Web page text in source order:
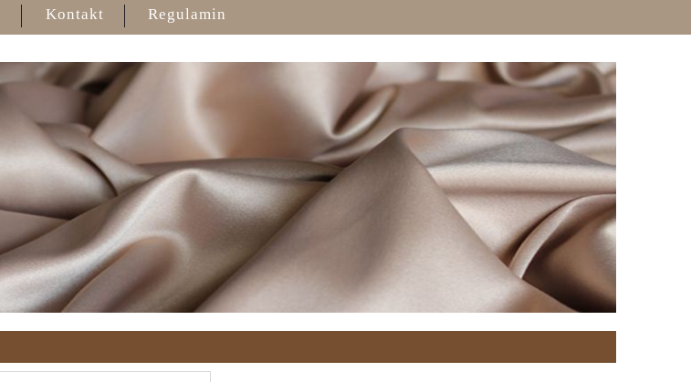
Kontakt Regulamin